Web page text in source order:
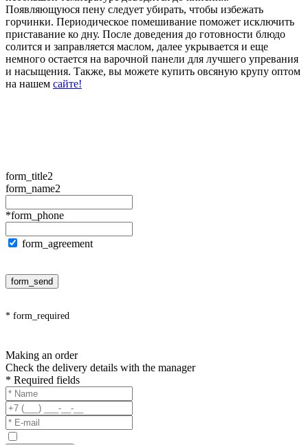
Появляющуюся пену следует убирать, чтобы избежать
горчинки. Периодическое помешивание поможет исключить
приставание ко дну. После доведения до готовности блюдо
солится и заправляется маслом, далее укрывается и еще
немного остается на варочной панели для лучшего упревания
и насыщения. Также, вы можете купить овсяную крупу оптом
на нашем сайте!
form_title2
form_name2
*form_phone
form_agreement
form_send
* form_required
Making an order
Check the delivery details with the manager
* Required fields